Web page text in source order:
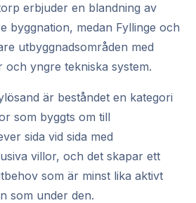
erbjuder en blandning av
byggnation, medan Fyllinge och
utbyggnadsområden med
och yngre tekniska system.
är beståndet en kategori
som byggts om till
sida vid sida med
villor, och det skapar ett
som är minst lika aktivt
som under den.